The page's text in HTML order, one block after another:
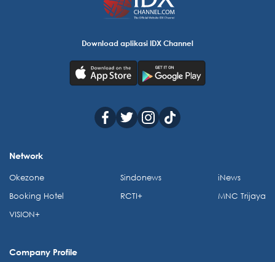
Download aplikasi IDX Channel
Network
Okezone
Booking Hotel
VISION+
Sindonews
RCTI+
iNews
MNC Trijaya
Company Profile